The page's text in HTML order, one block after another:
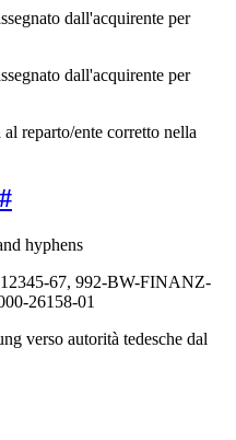
dall'acquirente per
dall'acquirente per
reparto/ente corretto nella
#
hyphens
67, 992-BW-FINANZ-
26158-01
verso autorità tedesche dal